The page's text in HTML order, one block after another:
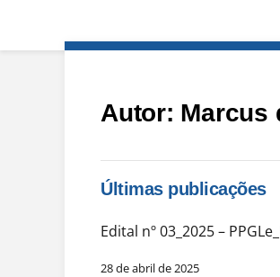
Autor: Marcus
Últimas publicações
Edital nº 03_2025 –
28 de abril de 2025